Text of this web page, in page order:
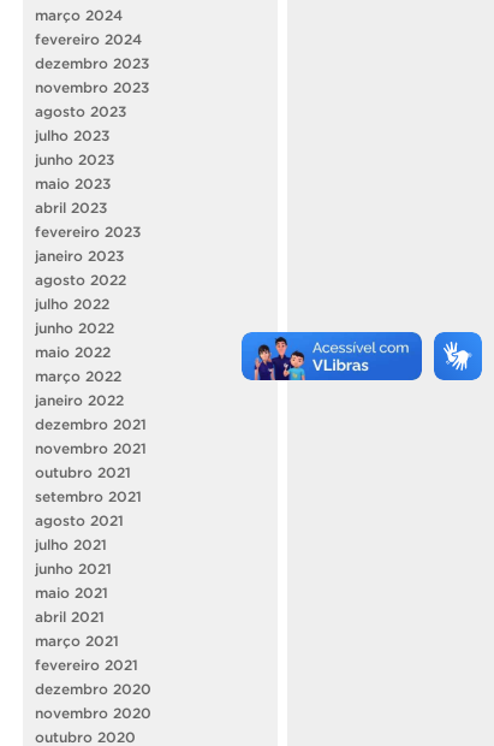
março 2024
fevereiro 2024
dezembro 2023
novembro 2023
agosto 2023
julho 2023
junho 2023
maio 2023
abril 2023
fevereiro 2023
janeiro 2023
agosto 2022
julho 2022
junho 2022
maio 2022
março 2022
janeiro 2022
dezembro 2021
novembro 2021
outubro 2021
setembro 2021
agosto 2021
julho 2021
junho 2021
maio 2021
abril 2021
março 2021
fevereiro 2021
dezembro 2020
novembro 2020
outubro 2020